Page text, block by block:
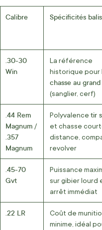
Calibre Spécificités
.30-30
Win
La référence
historique pour
chasse au
(sanglier, cerf)
.44 Rem
Magnum /
.357
Magnum
Polyvalence tir
et chasse
distance,
revolver
.45-70
Gvt
Puissance
sur gibier lourd
arrêt immédiat
.22 LR
Coût de
minime, idéal